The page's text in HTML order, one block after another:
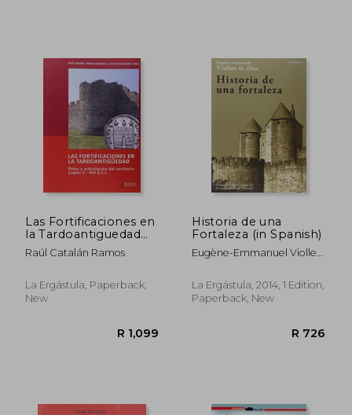
Las Fortificaciones en
la Tardoantiguedad
(in Spanish)
Raúl Catalán Ramos
La Ergástula, Paperback,
New
Historia de una
Fortaleza (in Spanish)
Eugène-Emmanuel Viollet-
La Ergástula, 2014, 1 Edition,
Paperback, New